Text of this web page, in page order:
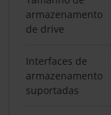
armazenamento
de drive
Interfaces de
armazenamento
suportadas